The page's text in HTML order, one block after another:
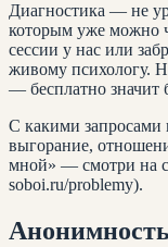
Диагностика — не
которым уже можно
сессии у нас или
живому психологу.
— бесплатно значит
С какими запросами
выгорание,
мной» — смотри на
soboi.ru/problemy).